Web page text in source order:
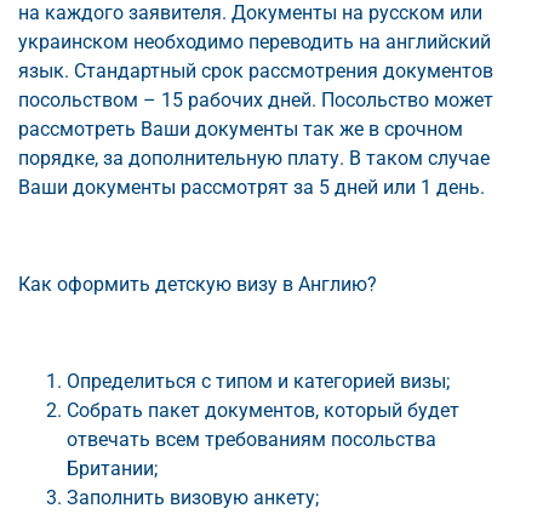
на каждого заявителя. Документы на русском или
украинском необходимо переводить на английский
язык. Стандартный срок рассмотрения документов
посольством – 15 рабочих дней. Посольство может
рассмотреть Ваши документы так же в срочном
порядке, за дополнительную плату. В таком случае
Ваши документы рассмотрят за 5 дней или 1 день.
Как оформить детскую визу в Англию?
Определиться с типом и категорией визы;
Собрать пакет документов, который будет
отвечать всем требованиям посольства
Британии;
Заполнить визовую анкету;